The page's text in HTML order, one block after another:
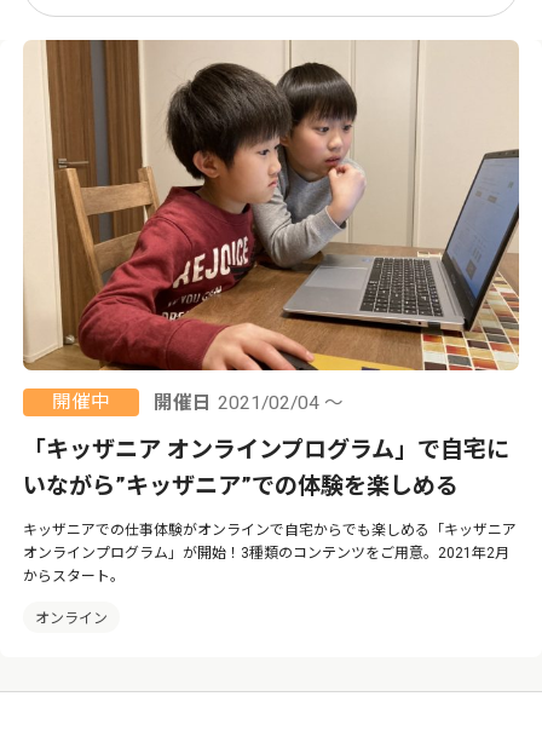
開催中 開催日 2021/02/04 ～
「キッザニア オンラインプログラム」で自宅に
いながら”キッザニア”での体験を楽しめる
キッザニアでの仕事体験がオンラインで自宅からでも楽しめる「キッザニア
オンラインプログラム」が開始！3種類のコンテンツをご用意。2021年2月
からスタート。
オンライン